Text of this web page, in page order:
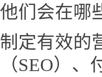
他们会在哪
制定有效的
（SEO）